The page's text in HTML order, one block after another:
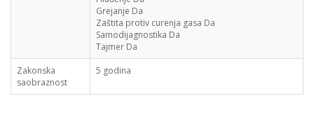
Grejanje Da
Zaštita protiv curenja gasa Da
Samodijagnostika Da
Tajmer Da
Zakonska
saobraznost
5 godina